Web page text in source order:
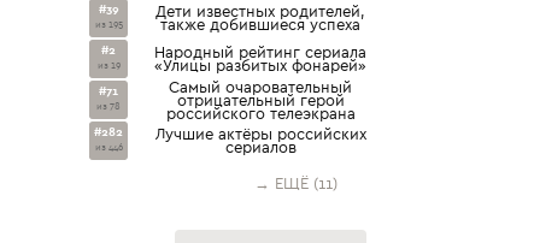
#39
из 195
Дети известных родителей,
также добившиеся успеха
#2
из 19
Народный рейтинг сериала
«Улицы разбитых фонарей»
#71
из 78
Самый очаровательный
отрицательный герой
российского телеэкрана
#282
из 446
Лучшие актёры российских
сериалов
→ ЕЩЁ (11)